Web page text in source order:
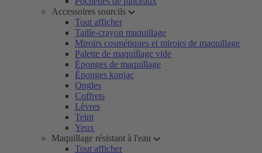
Accessoires sourcils
Tout afficher
Taille-crayon maquillage
Miroirs cosmétiques et miroirs de maquillage
Palette de maquillage vide
Éponges de maquillage
Éponges konjac
Ongles
Coffrets
Lèvres
Teint
Yeux
Maquillage résistant à l'eau
Tout afficher